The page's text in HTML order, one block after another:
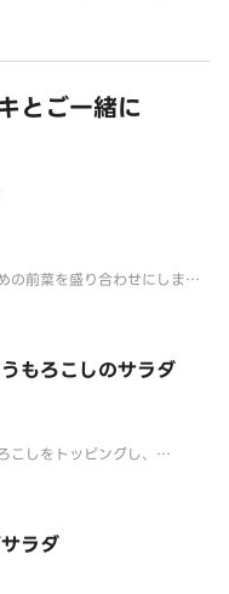
レとご一緒に
の前菜を盛り合わせにしまし
ンとともにフルコース気分
してもお楽しみいただけ
ネ
～バルサ
もろこしのサラダ
しをトッピングし、
サラダです。
コドレッシングでお召し上
ラダ